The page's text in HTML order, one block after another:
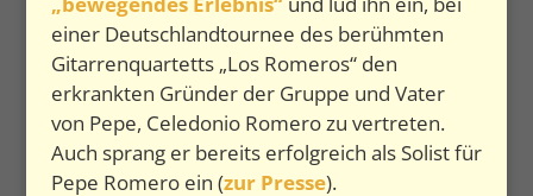
einer Deutschlandtournee des berühmten
Gitarrenquartetts „Los Romeros“ den
erkrankten Gründer der Gruppe und Vater
von Pepe, Celedonio Romero zu vertreten.
Auch sprang er bereits erfolgreich als Solist für
Pepe Romero ein (zur Presse).